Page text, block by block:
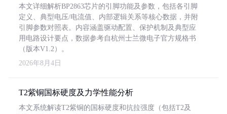
本文详细解析BP2863芯片的引脚功能及参数，包括各引脚
定义、典型电压/电流值、内部逻辑关系等核心数据，并附
引脚参数对照表。内容涵盖驱动配置、保护机制及典型应
用电路设计要点，数据参考自杭州士兰微电子官方规格书
（版本V1.2）。
2026年8月4日
T2紫铜国标硬度及力学性能分析
本文系统解读T2紫铜的国标硬度和抗拉强度（包括T2及